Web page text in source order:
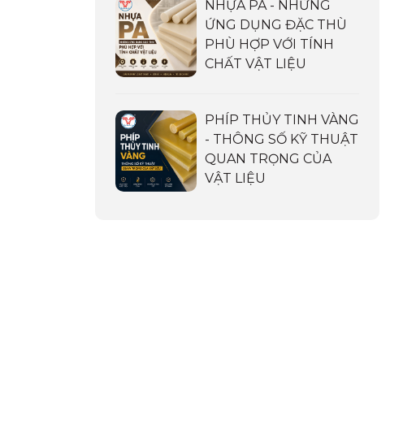
NHỰA PA - NHỮNG
ỨNG DỤNG ĐẶC THÙ
PHÙ HỢP VỚI TÍNH
CHẤT VẬT LIỆU
PHÍP THỦY TINH VÀNG
- THÔNG SỐ KỸ THUẬT
QUAN TRỌNG CỦA
VẬT LIỆU